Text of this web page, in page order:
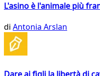
L'asino è l'animale più
di Antonia Arslan
Dare ai figli la libertà di